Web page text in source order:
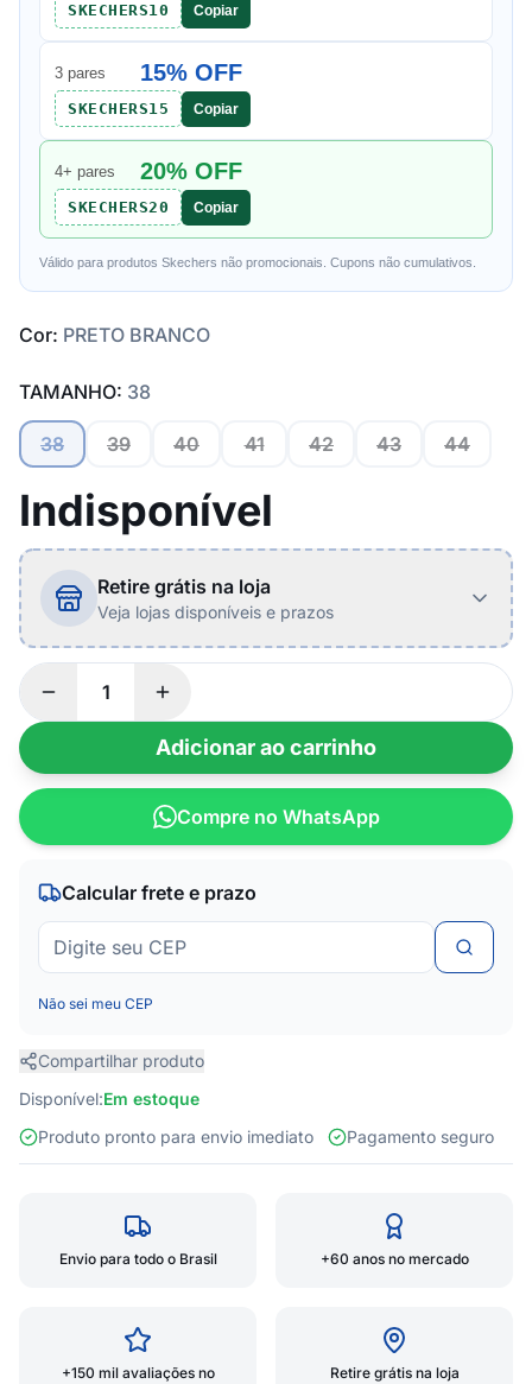
SKECHERS10 Copiar
3 pares 15% OFF
SKECHERS15 Copiar
4+ pares 20% OFF
SKECHERS20 Copiar
Válido para produtos Skechers não promocionais. Cupons não cumulativos.
Cor: PRETO BRANCO
TAMANHO: 38
38 39 40 41 42 43 44
Indisponível
Retire grátis na loja
Veja lojas disponíveis e prazos
Adicionar ao carrinho
Compre no WhatsApp
Calcular frete e prazo
Não sei meu CEP
Compartilhar produto
Disponível:Em estoque
Produto pronto para envio imediato
Pagamento seguro
Envio para todo o Brasil +60 anos no mercado
+150 mil avaliações no
Retire grátis na loja